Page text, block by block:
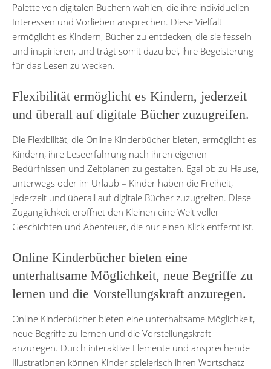
Palette von digitalen Büchern wählen, die ihre individuellen
Interessen und Vorlieben ansprechen. Diese Vielfalt
ermöglicht es Kindern, Bücher zu entdecken, die sie fesseln
und inspirieren, und trägt somit dazu bei, ihre Begeisterung
für das Lesen zu wecken.
Flexibilität ermöglicht es Kindern, jederzeit
und überall auf digitale Bücher zuzugreifen.
Die Flexibilität, die Online Kinderbücher bieten, ermöglicht es
Kindern, ihre Leseerfahrung nach ihren eigenen
Bedürfnissen und Zeitplänen zu gestalten. Egal ob zu Hause,
unterwegs oder im Urlaub – Kinder haben die Freiheit,
jederzeit und überall auf digitale Bücher zuzugreifen. Diese
Zugänglichkeit eröffnet den Kleinen eine Welt voller
Geschichten und Abenteuer, die nur einen Klick entfernt ist.
Online Kinderbücher bieten eine
unterhaltsame Möglichkeit, neue Begriffe zu
lernen und die Vorstellungskraft anzuregen.
Online Kinderbücher bieten eine unterhaltsame Möglichkeit,
neue Begriffe zu lernen und die Vorstellungskraft
anzuregen. Durch interaktive Elemente und ansprechende
Illustrationen können Kinder spielerisch ihren Wortschatz